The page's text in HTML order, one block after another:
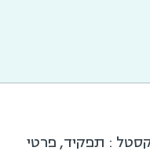
: תפקיד, פרטי